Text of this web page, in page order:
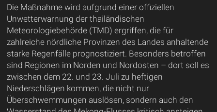
Die Maßnahme wird aufgrund einer offiziellen
Unwetterwarnung der thailändischen
Meteorologiebehörde (TMD) ergriffen, die für
zahlreiche nördliche Provinzen des Landes anhaltende
starke Regenfälle prognostiziert. Besonders betroffen
sind Regionen im Norden und Nordosten – dort soll es
zwischen dem 22. und 23. Juli zu heftigen
Niederschlägen kommen, die nicht nur
Überschwemmungen auslösen, sondern auch den